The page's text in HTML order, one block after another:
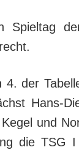
Spieltag
4. der
Hans-
und
die TSG